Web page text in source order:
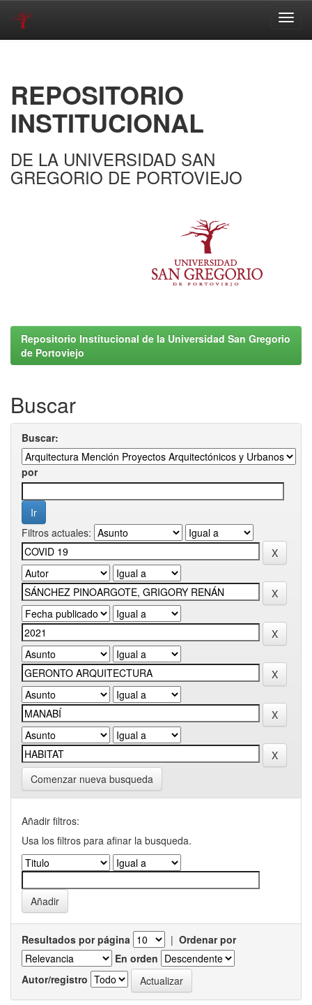
REPOSITORIO
INSTITUCIONAL
DE LA UNIVERSIDAD SAN
GREGORIO DE PORTOVIEJO
Repositorio Institucional de la Universidad San Gregorio
de Portoviejo
Buscar
Buscar:
por
Filtros actuales:
Comenzar nueva busqueda
Añadir filtros:
Usa los filtros para afinar la busqueda.
Resultados por página | Ordenar por
En orden
Autor/registro